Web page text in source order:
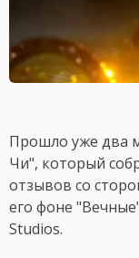
Прошло уже два
Чи", который
отзывов со
его фоне
Studios.